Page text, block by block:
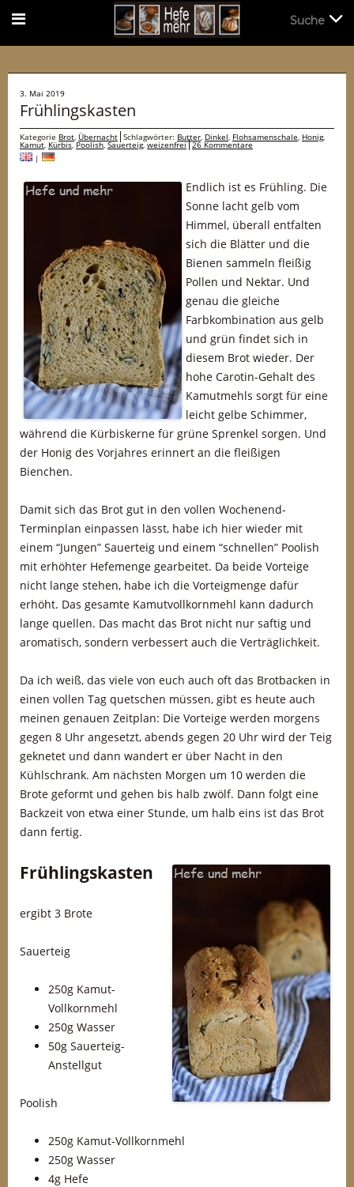
3. Mai 2019
Frühlingskasten
Kategorie Brot, Übernacht Schlagwörter: Butter, Dinkel, Flohsamenschale, Honig,
Kamut, Kürbis, Poolish,Sauerteig,weizenfrei 26 Kommentare
|
Endlich ist es Frühling. Die
Sonne lacht gelb vom
Himmel, überall entfalten
sich die Blätter und die
Bienen sammeln fleißig
Pollen und Nektar. Und
genau die gleiche
Farbkombination aus gelb
und grün findet sich in
diesem Brot wieder. Der
hohe Carotin-Gehalt des
Kamutmehls sorgt für eine
leicht gelbe Schimmer,
während die Kürbiskerne für grüne Sprenkel sorgen. Und
der Honig des Vorjahres erinnert an die fleißigen
Bienchen.
Damit sich das Brot gut in den vollen Wochenend-
Terminplan einpassen lässt, habe ich hier wieder mit
einem “Jungen” Sauerteig und einem “schnellen” Poolish
mit erhöhter Hefemenge gearbeitet. Da beide Vorteige
nicht lange stehen, habe ich die Vorteigmenge dafür
erhöht. Das gesamte Kamutvollkornmehl kann dadurch
lange quellen. Das macht das Brot nicht nur saftig und
aromatisch, sondern verbessert auch die Verträglichkeit.
Da ich weiß, das viele von euch auch oft das Brotbacken in
einen vollen Tag quetschen müssen, gibt es heute auch
meinen genauen Zeitplan: Die Vorteige werden morgens
gegen 8 Uhr angesetzt, abends gegen 20 Uhr wird der Teig
geknetet und dann wandert er über Nacht in den
Kühlschrank. Am nächsten Morgen um 10 werden die
Brote geformt und gehen bis halb zwölf. Dann folgt eine
Backzeit von etwa einer Stunde, um halb eins ist das Brot
dann fertig.
Frühlingskasten
ergibt 3 Brote
Sauerteig
250g Kamut-
Vollkornmehl
250g Wasser
50g Sauerteig-
Anstellgut
Poolish
250g Kamut-Vollkornmehl
250g Wasser
4g Hefe
Suche
Suche